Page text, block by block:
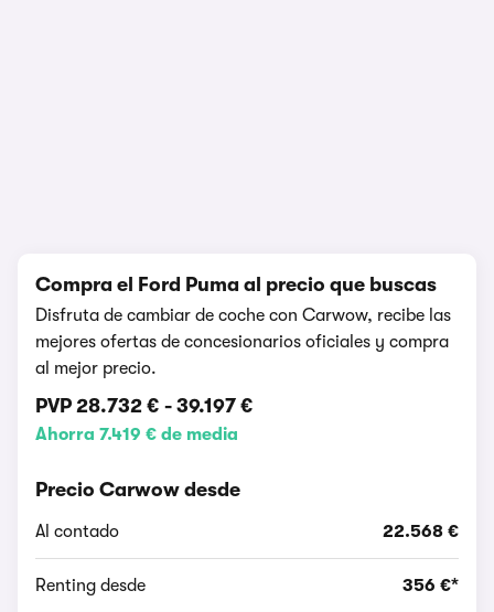
Compra el Ford Puma al precio que buscas
Disfruta de cambiar de coche con Carwow, recibe las
mejores ofertas de concesionarios oficiales y compra
al mejor precio.
PVP 28.732 € - 39.197 €
Ahorra 7.419 € de media
Precio Carwow desde
Al contado 22.568 €
Renting desde 356 €*